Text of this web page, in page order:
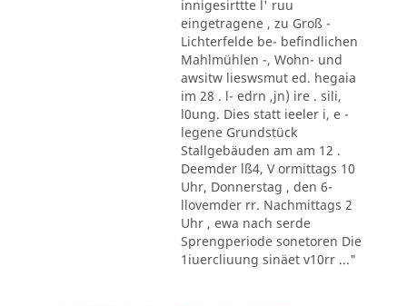
innigesirttte l' ruu
eingetragene , zu Groß -
Lichterfelde be- befindlichen
Mahlmühlen -, Wohn- und
awsitw lieswsmut ed. hegaia
im 28 . l- edrn ,jn) ire . sili,
l0ung. Dies statt ieeler i, e -
legene Grundstück
Stallgebäuden am am 12 .
Deemder lß4, V ormittags 10
Uhr, Donnerstag , den 6-
llovemder rr. Nachmittags 2
Uhr , ewa nach serde
Sprengperiode sonetoren Die
1iuercliuung sinäet v10rr ..."